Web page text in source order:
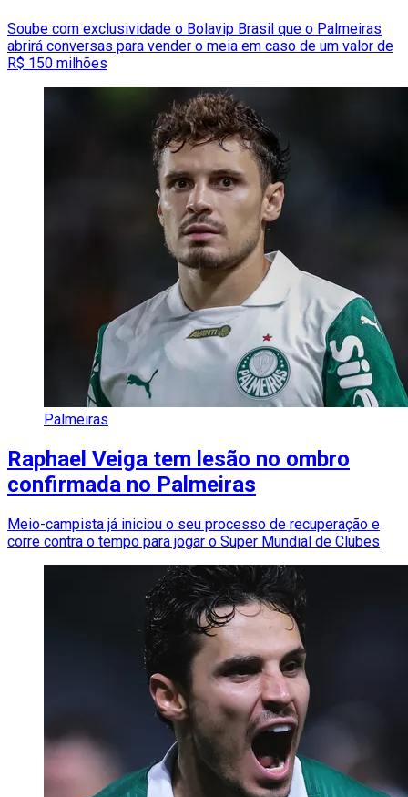
Soube com exclusividade o Bolavip Brasil que o Palmeiras
abrirá conversas para vender o meia em caso de um valor de
R$ 150 milhões
Palmeiras
Raphael Veiga tem lesão no ombro
confirmada no Palmeiras
Meio-campista já iniciou o seu processo de recuperação e
corre contra o tempo para jogar o Super Mundial de Clubes